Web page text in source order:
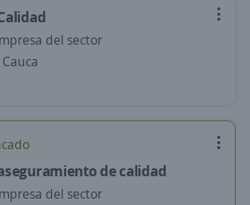
del sector
de calidad
del sector